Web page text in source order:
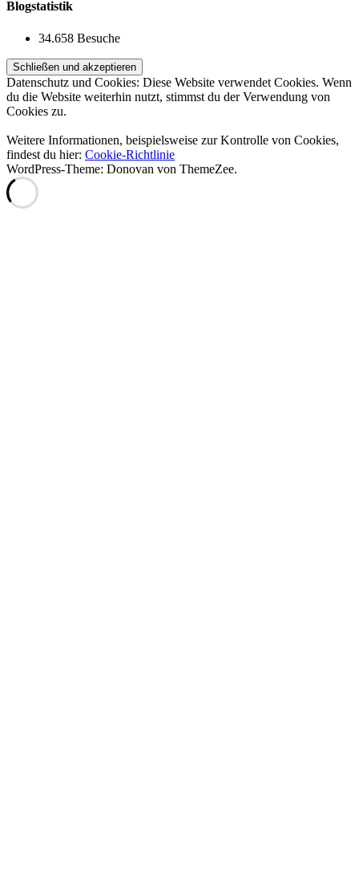
Blogstatistik
34.658 Besuche
Datenschutz und Cookies: Diese Website verwendet Cookies. Wenn
du die Website weiterhin nutzt, stimmst du der Verwendung von
Cookies zu.
Weitere Informationen, beispielsweise zur Kontrolle von Cookies,
findest du hier: Cookie-Richtlinie
WordPress-Theme: Donovan von ThemeZee.